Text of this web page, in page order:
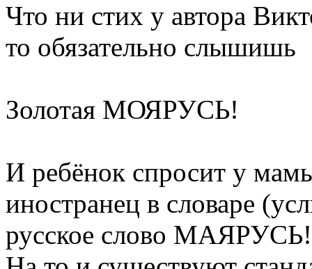
Что ни стих у автора
то обязательно слышишь
Золотая МОЯРУСЬ!
И ребёнок спросит у
иностранец в словаре
русское слово МАЯРУСЬ!